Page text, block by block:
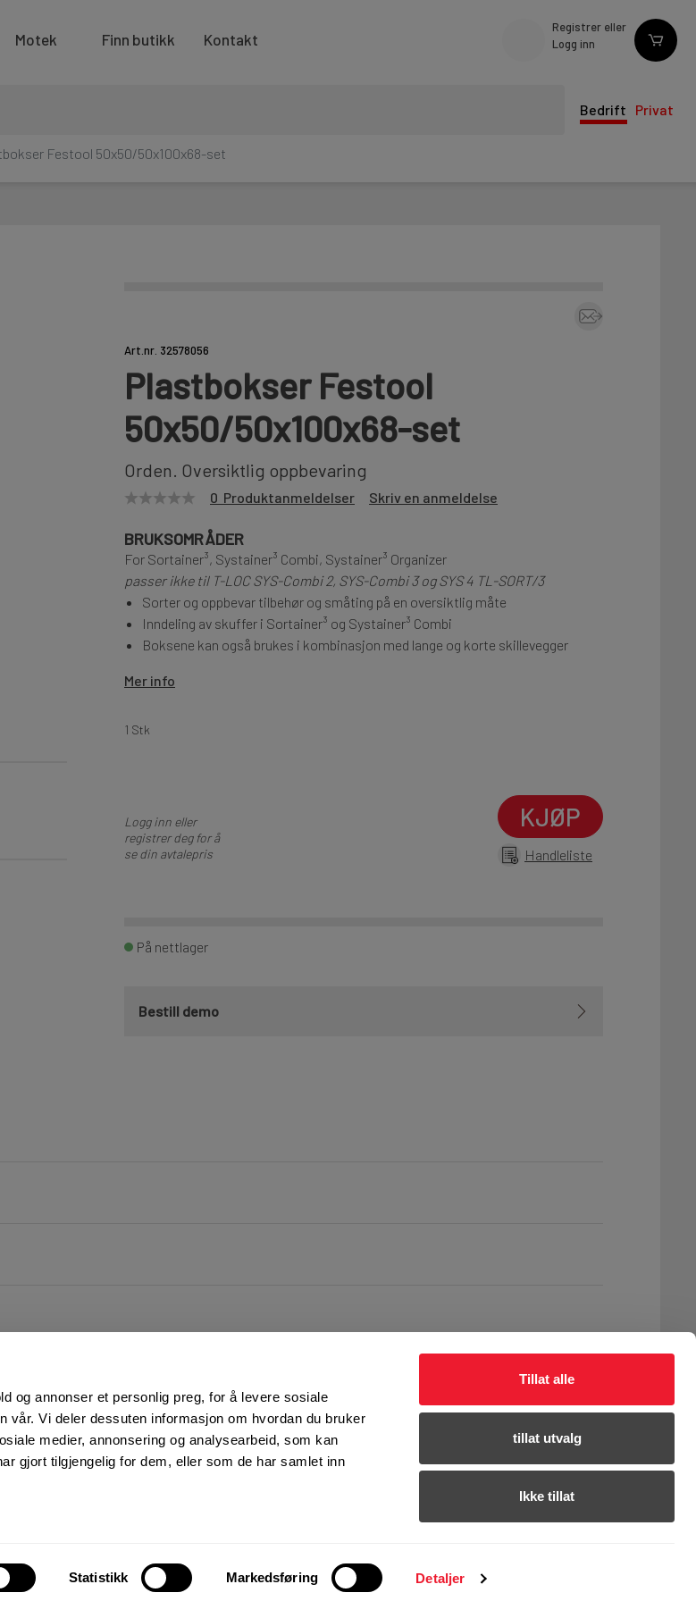
og annonser et personlig preg, for å levere sosiale
vår. Vi deler dessuten informasjon om hvordan du bruker
medier, annonsering og analysearbeid, som kan
gjort tilgjengelig for dem, eller som de har samlet inn
Statistikk Markedsføring Detaljer
Tillat alle
tillat utvalg
Ikke tillat
Motek Finn butikk Kontakt
Registrer eller
Logg inn
Bedrift Privat
Festool 50x50/50x100x68-set
Art.nr. 32578056
Plastbokser Festool
50x50/50x100x68-set
Orden. Oversiktlig oppbevaring
0 Produktanmeldelser Skriv en anmeldelse
BRUKSOMRÅDER
For Sortainer³, Systainer³ Combi, Systainer³ Organizer
passer ikke til T-LOC SYS-Combi 2, SYS-Combi 3 og SYS 4 TL-SORT/3
Sorter og oppbevar tilbehør og småting på en oversiktlig måte
Inndeling av skuffer i Sortainer³ og Systainer³ Combi
Boksene kan også brukes i kombinasjon med lange og korte skillevegger
Mer info
1 Stk
Logg inn eller
registrer deg for å
se din avtalepris
KJØP
Handleliste
På nettlager
Bestill demo
KUNDESERVICE:
Man-Fre: 07:00 - 16:00